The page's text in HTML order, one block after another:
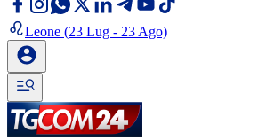
Leone (23 Lug - 23 Ago)